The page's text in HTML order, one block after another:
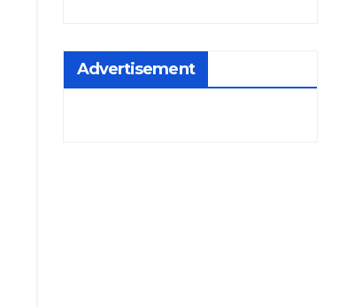
Advertisement